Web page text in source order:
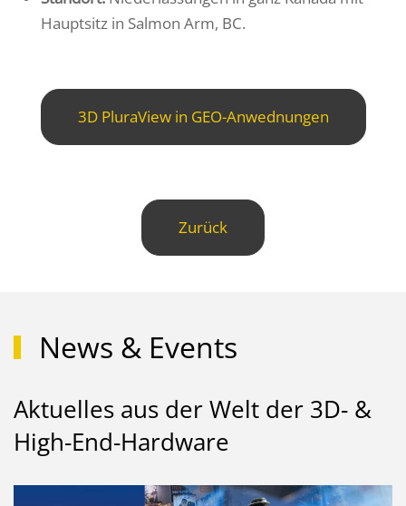
Hauptsitz in Salmon Arm, BC.
3D PluraView in GEO-Anwednungen
Zurück
News & Events
Aktuelles aus der Welt der 3D- &
High-End-Hardware